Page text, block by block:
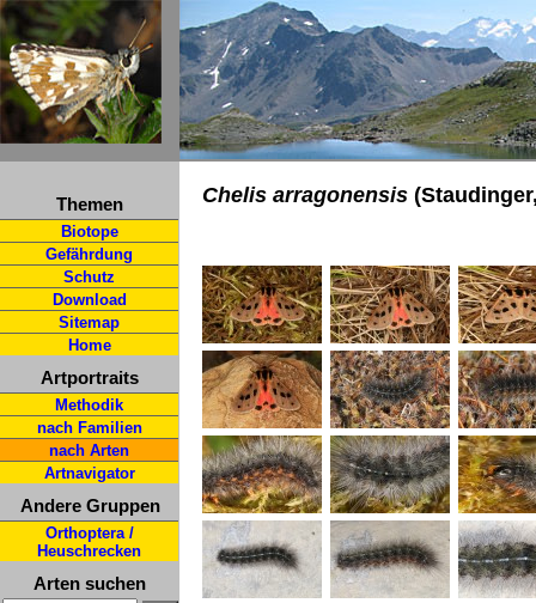
Themen
Biotope
Gefährdung
Schutz
Download
Sitemap
Home
Artportraits
Methodik
nach Familien
nach Arten
Artnavigator
Andere Gruppen
Orthoptera /
Heuschrecken
Arten suchen
Chelis arragonensis